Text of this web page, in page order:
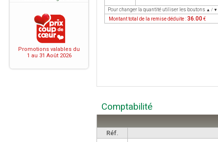
Promotions valables du
1 au 31 Août 2026
Pour changer la quantité utiliser les boutons ▲ / ▼
Montant total de la remise déduite :36.00€
Comptabilité
Réf.